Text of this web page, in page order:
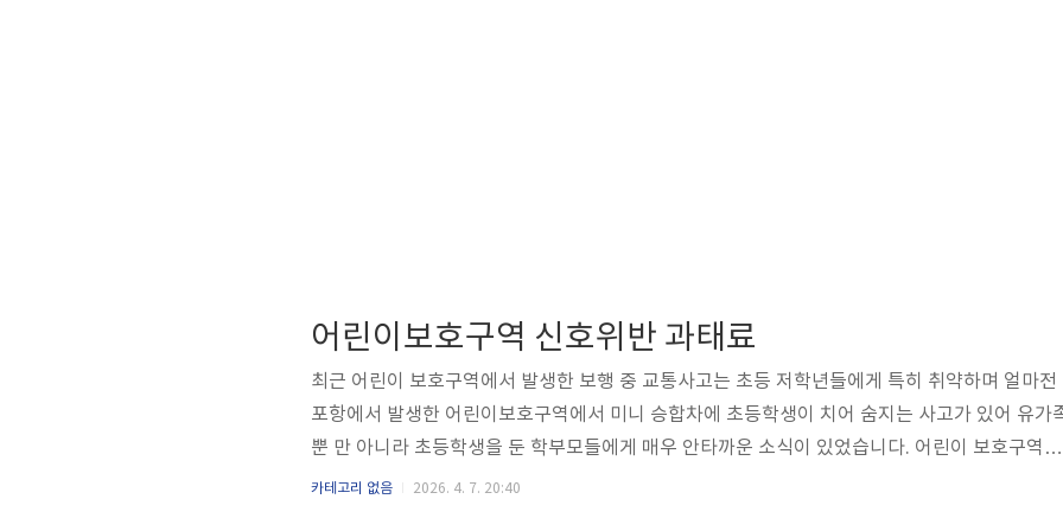
어린이보호구역 신호위반 과태료
최근 어린이 보호구역에서 발생한 보행 중 교통사고는 초등 저학년들에게 특히 취약하며 얼마전
포항에서 발생한 어린이보호구역에서 미니 승합차에 초등학생이 치어 숨지는 사고가 있어 유가
뿐 만 아니라 초등학생을 둔 학부모들에게 매우 안타까운 소식이 있었습니다. 어린이 보호구역은
노란색으로 표시돼 있습니다. 멀리서도 노란색이 보이면 어린이 보호구역임을 알아차릴 수 있을
카테고리 없음 2026. 4. 7. 20:40